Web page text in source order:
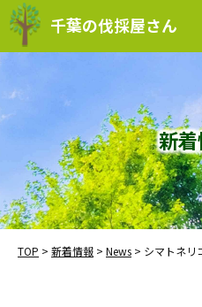
千葉の伐採屋さん
新
TOP > 新着情報 > News > シマトネリ